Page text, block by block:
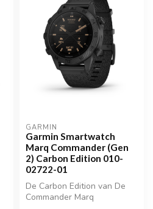
GARMIN
Garmin Smartwatch
Marq Commander (Gen
2) Carbon Edition 010-
02722-01
De Carbon Edition van De
Commander Marq